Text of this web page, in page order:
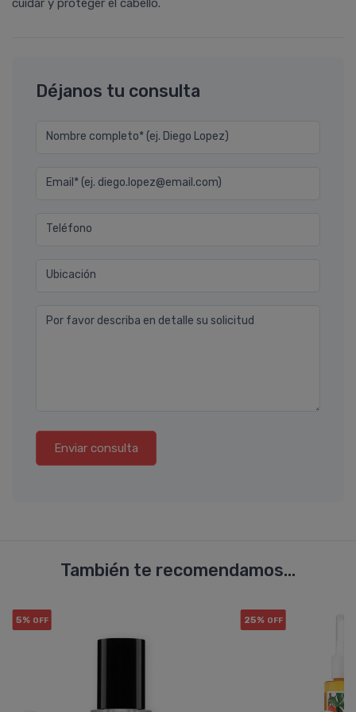
cuidar y proteger el cabello.
Déjanos tu consulta
Nombre completo* (ej. Diego Lopez)
Email* (ej. diego.lopez@email.com)
Teléfono
Ubicación
Por favor describa en detalle su solicitud
Enviar consulta
También te recomendamos...
5% OFF 25% OFF